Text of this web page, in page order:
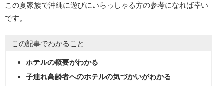
この夏家族で沖縄に遊びにいらっしゃる方の参考になれば幸い
です。
この記事でわかること
ホテルの概要がわかる
子連れ高齢者へのホテルの気づかいがわかる